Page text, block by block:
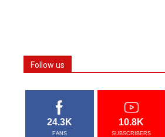
Follow us
24.3K
FANS
10.8K
SUBSCRIBERS